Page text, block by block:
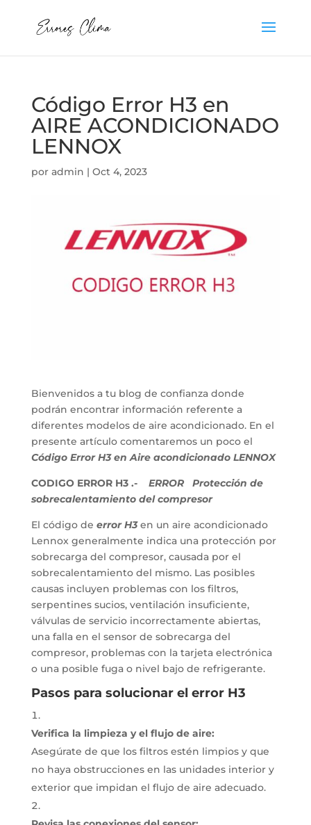
Código Error H3 en
AIRE ACONDICIONADO
LENNOX
por admin | Oct 4, 2023
Bienvenidos a tu blog de confianza donde
podrán encontrar información referente a
diferentes modelos de aire acondicionado. En el
presente artículo comentaremos un poco el
Código Error H3 en Aire acondicionado LENNOX
CODIGO ERROR H3 .-
ERROR Protección de
sobrecalentamiento del compresor
El código de error H3 en un aire acondicionado
Lennox generalmente indica una protección por
sobrecarga del compresor, causada por el
sobrecalentamiento del mismo. Las posibles
causas incluyen problemas con los filtros,
serpentines sucios, ventilación insuficiente,
válvulas de servicio incorrectamente abiertas,
una falla en el sensor de sobrecarga del
compresor, problemas con la tarjeta electrónica
o una posible fuga o nivel bajo de refrigerante.
Pasos para solucionar el error H3
Verifica la limpieza y el flujo de aire:
Asegúrate de que los filtros estén limpios y que
no haya obstrucciones en las unidades interior y
exterior que impidan el flujo de aire adecuado.